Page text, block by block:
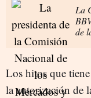
La
de
Los hitos que
la autorización de